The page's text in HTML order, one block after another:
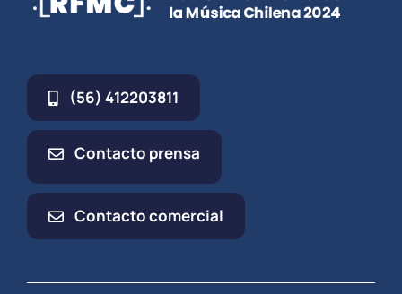
(56) 412203811
Contacto prensa
Contacto comercial